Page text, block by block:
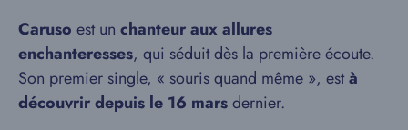
Caruso est un chanteur aux allures
enchanteresses, qui séduit dès la première écoute.
Son premier single, « souris quand même », està
découvrir depuis le 16 marsdernier.